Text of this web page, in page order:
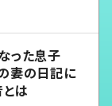
った息子
妻の日記に
は